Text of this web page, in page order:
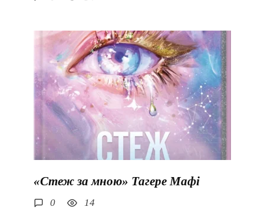
«Стеж за мною» Тагере Мафі
0 14